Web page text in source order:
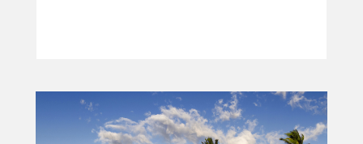
heures. Elles devaient par conséquent
être accompagnées des garanties
permettant la sauvegarde de la liberté